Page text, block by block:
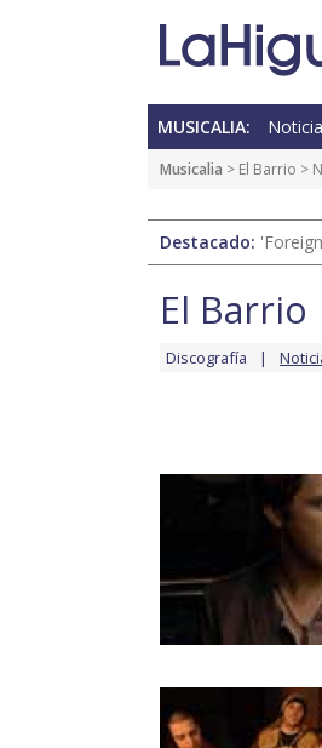
MUSICALIA:
Musicalia > El Barrio >
Destacado:
El Barrio
Discografía